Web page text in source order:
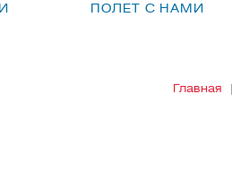
ПОЛЕТ С НАМИ
Главная